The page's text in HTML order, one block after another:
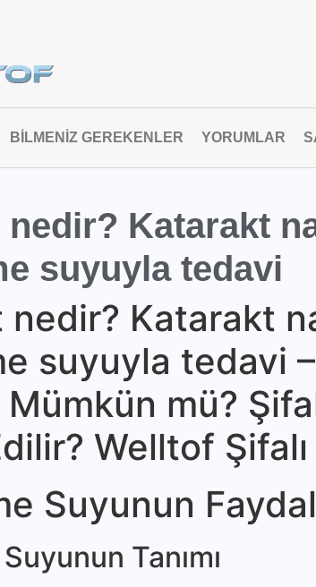
BILMENIZ GEREKENLER YORUMLAR
Katarakt
suyuyla tedavi
nedir? Katarakt
suyuyla tedavi
mü?
Welltof
Suyunun
Tanımı